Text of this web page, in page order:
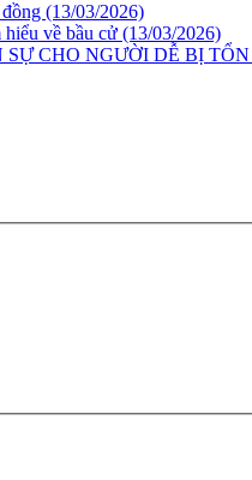
(13/03/2026)
về bầu cử (13/03/2026)
CHO NGƯỜI DỄ BỊ